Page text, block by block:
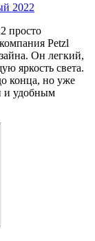
2022
просто
Petzl
Он легкий,
яркость света.
конца, но уже
и удобным